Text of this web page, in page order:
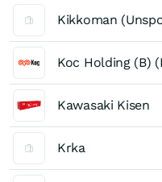
Koc Holding (B)
Kawasaki Kisen
Krka